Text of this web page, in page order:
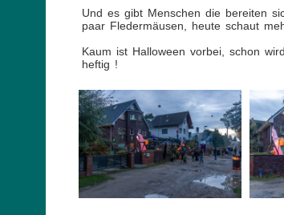
Und es gibt Menschen die bereiten
paar Fledermäusen, heute schaut
Kaum ist Halloween vorbei, schon
heftig !